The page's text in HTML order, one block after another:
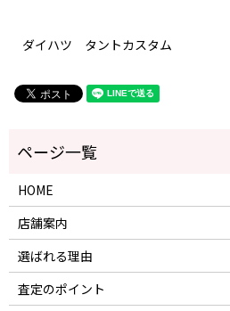
ダイハツ タントカスタム
HOME
店舗案内
選ばれる理由
査定のポイント